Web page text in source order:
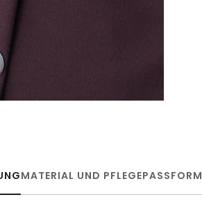
MATERIAL UND PFLEGEPASSFORM